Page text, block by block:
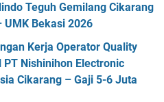
Teguh Gemilang Cikarang
UMK Bekasi 2026
Kerja Operator Quality
PT Nishinihon Electronic
Cikarang – Gaji 5-6 Juta